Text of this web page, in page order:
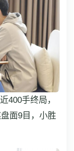
400手终局，
面9目，小胜